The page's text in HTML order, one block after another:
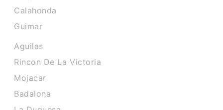
Calahonda
Guimar
Aguilas
Rincon De La Victoria
Mojacar
Badalona